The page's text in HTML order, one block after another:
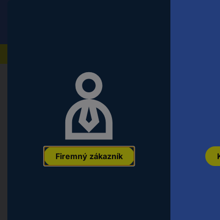
Firemný zákazník
Auto, voľný čas a domácnosť
8565 koľaj Z Märklin miniclub
4001883085654 Označenie výrobcu: Objednávacie číslo: